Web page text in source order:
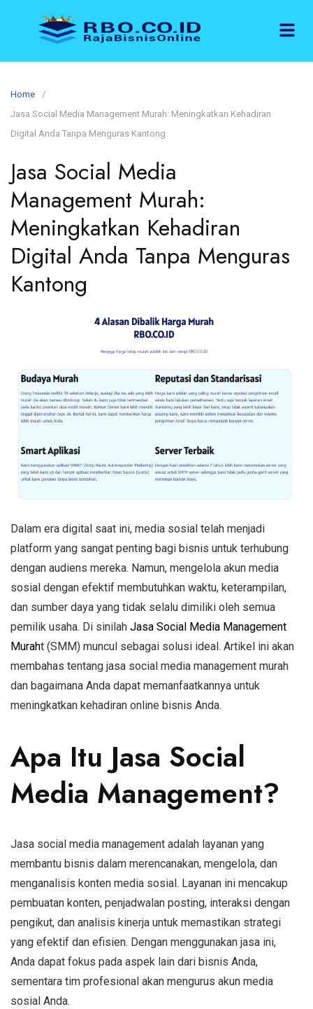
Home
Jasa Social Media Management Murah: Meningkatkan Kehadiran
Digital Anda Tanpa Menguras Kantong
Jasa Social Media
Management Murah:
Meningkatkan Kehadiran
Digital Anda Tanpa Menguras
Kantong
Dalam era digital saat ini, media sosial telah menjadi
platform yang sangat penting bagi bisnis untuk terhubung
dengan audiens mereka. Namun, mengelola akun media
sosial dengan efektif membutuhkan waktu, keterampilan,
dan sumber daya yang tidak selalu dimiliki oleh semua
pemilik usaha. Di sinilah Jasa Social Media Management
Muraht (SMM) muncul sebagai solusi ideal. Artikel ini akan
membahas tentang jasa social media management murah
dan bagaimana Anda dapat memanfaatkannya untuk
meningkatkan kehadiran online bisnis Anda.
Apa Itu Jasa Social
Media Management?
Jasa social media management adalah layanan yang
membantu bisnis dalam merencanakan, mengelola, dan
menganalisis konten media sosial. Layanan ini mencakup
pembuatan konten, penjadwalan posting, interaksi dengan
pengikut, dan analisis kinerja untuk memastikan strategi
yang efektif dan efisien. Dengan menggunakan jasa ini,
Anda dapat fokus pada aspek lain dari bisnis Anda,
sementara tim profesional akan mengurus akun media
sosial Anda.